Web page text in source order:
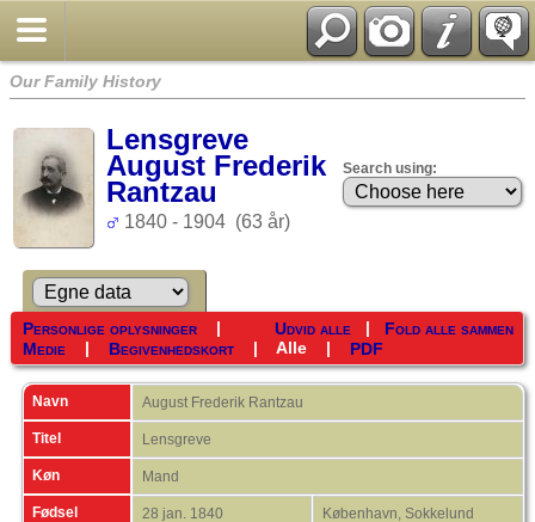
Our Family History
Lensgreve
August Frederik
Rantzau
1840 - 1904 (63 år)
Search using:
Udvid alle | Fold alle sammen
Personlige oplysninger|
Medie | Begivenhedskort| Alle| PDF
Navn August Frederik Rantzau
Titel Lensgreve
Køn Mand
Fødsel 28 jan. 1840
København, Sokkelund